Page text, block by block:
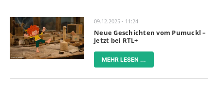
09.12.2025 - 11:24
Neue Geschichten vom Pumuckl –
Jetzt bei RTL+
MEHR LESEN ...